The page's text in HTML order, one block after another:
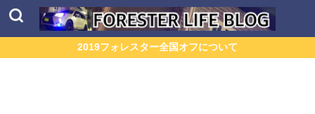
2019フォレスター全国オフについて